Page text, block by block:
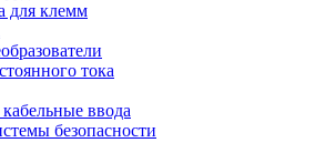
для клемм
тока
ввода
безопасности